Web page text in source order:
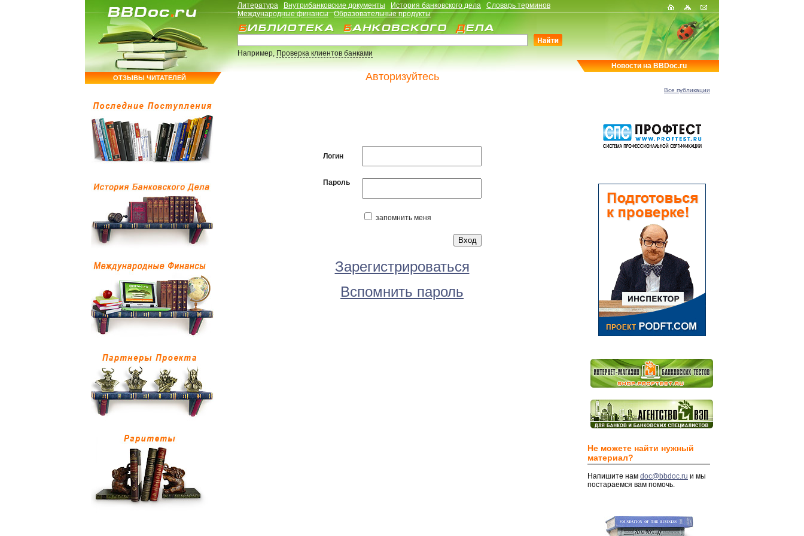
ОТЗЫВЫ ЧИТАТЕЛЕЙ
Литература Внутрибанковские документы История банковского дела
Словарь терминов
Международные финансы
Образовательные продукты
Например,Проверка клиентов банками
Авторизуйтесь
Логин
Пароль
запомнить меня
Зарегистрироваться
Вспомнить пароль
Новости на BBDoc.ru
Все публикации
Не можете найти нужный
материал?
Напишите нам doc@bbdoc.ru и мы
постараемся вам помочь.